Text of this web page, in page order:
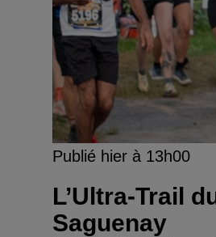
Publié hier à 13h00
L’Ultra-Trail
Saguenay